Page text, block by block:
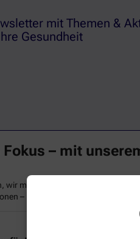
mit Themen &
Gesundheit
– mit
wir möchten Sie und Ihre Familie
– bleiben Sie informiert mit